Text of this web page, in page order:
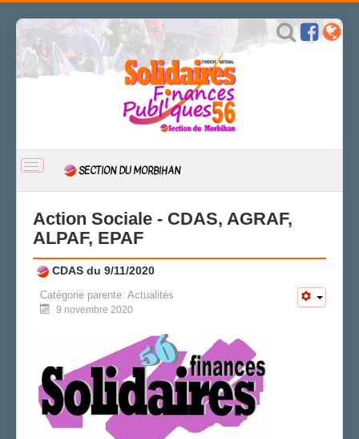
BASCULER
NAVIGATION
SECTION DU MORBIHAN
CAP/Recours
FS SSCT
Action sociale
LA SECTION
AGENDA
ADHÉRER
Action Sociale - CDAS, AGRAF,
ALPAF, EPAF
CDAS du 9/11/2020
Catégorie parente: Actualités
9 novembre 2020